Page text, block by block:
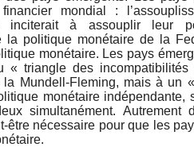
mondial :
inciterait à assouplir leur
la politique monétaire de la
monétaire. Les pays
« triangle des
la Mundell-Fleming, mais à un
monétaire indépendante,
simultanément. Autrement
être nécessaire pour que les